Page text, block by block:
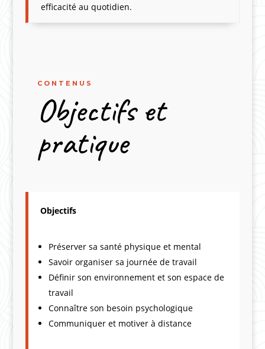
efficacité au quotidien.
CONTENUS
Objectifs et
pratique
Objectifs
Préserver sa santé physique et mental
Savoir organiser sa journée de travail
Définir son environnement et son espace de
travail
Connaître son besoin psychologique
Communiquer et motiver à distance